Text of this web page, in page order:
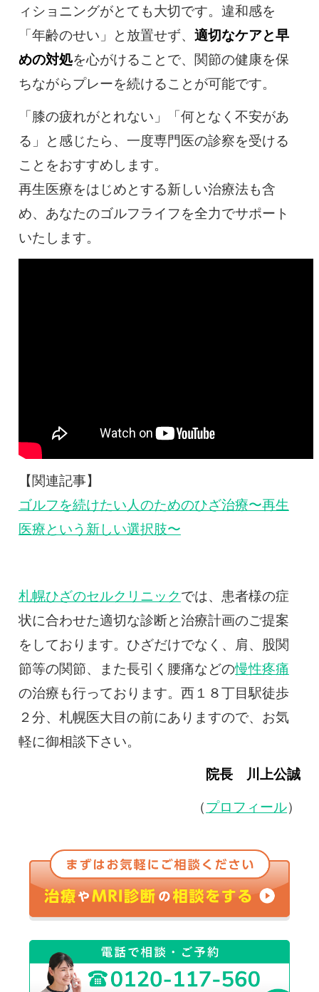
ィショニングがとても大切です。違和感を
「年齢のせい」と放置せず、 適切なケアと早
めの対処を心がけることで、関節の健康を保
ちながらプレーを続けることが可能です。
「膝の疲れがとれない」「何となく不安があ
る」と感じたら、一度専門医の診察を受ける
ことをおすすめします。
再生医療をはじめとする新しい治療法も含
め、あなたのゴルフライフを全力でサポート
いたします。
【関連記事】
ゴルフを続けたい人のためのひざ治療〜再生
医療という新しい選択肢〜
札幌ひざのセルクリニックでは、患者様の症
状に合わせた適切な診断と治療計画のご提案
をしております。ひざだけでなく、肩、股関
節等の関節、また長引く腰痛などの慢性疼痛
の治療も行っております。西１８丁目駅徒歩
２分、札幌医大目の前にありますので、お気
軽に御相談下さい。
院長 川上公誠
（プロフィール）